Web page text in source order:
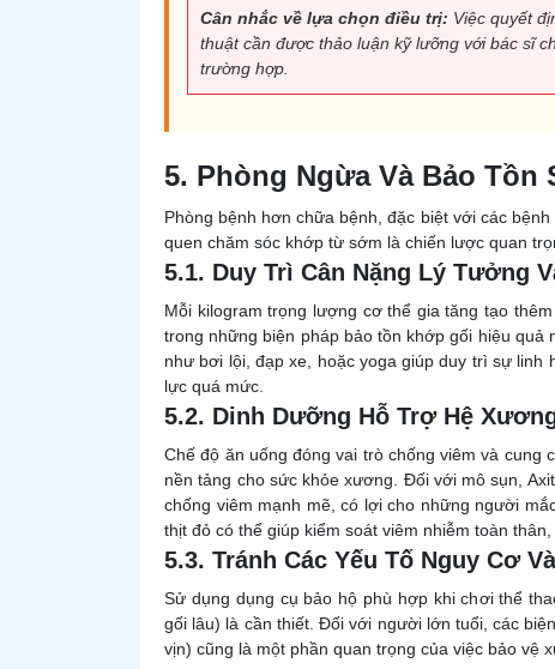
Cân nhắc về lựa chọn điều trị: Việc quyết
thuật cần được thảo luận kỹ lưỡng với bác sĩ
trường hợp.
5. Phòng Ngừa Và Bảo
Phòng bệnh hơn chữa bệnh, đặc biệt với các
quen chăm sóc khớp từ sớm là chiến lược quan
5.1. Duy Trì Cân Nặng Lý Tưởng
Mỗi kilogram trọng lượng cơ thể gia tăng tạo
trong những biện pháp bảo tồn khớp gối hiệu
như bơi lội, đạp xe, hoặc yoga giúp duy trì sự
lực quá mức.
5.2. Dinh Dưỡng Hỗ Trợ Hệ
Chế độ ăn uống đóng vai trò chống viêm và cung
nền tảng cho sức khỏe xương. Đối với mô sụn,
chống viêm mạnh mẽ, có lợi cho những người
thịt đỏ có thể giúp kiểm soát viêm nhiễm toàn
5.3. Tránh Các Yếu Tố Nguy Cơ
Sử dụng dụng cụ bảo hộ phù hợp khi chơi thể
gối lâu) là cần thiết. Đối với người lớn tuổi, các
vịn) cũng là một phần quan trọng của việc bảo vệ